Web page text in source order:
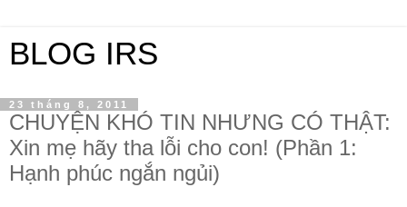
BLOG IRS
23 tháng 8, 2011
CHUYỆN KHÓ TIN NHƯNG CÓ THẬT:
Xin mẹ hãy tha lỗi cho con! (Phần 1:
Hạnh phúc ngắn ngủi)